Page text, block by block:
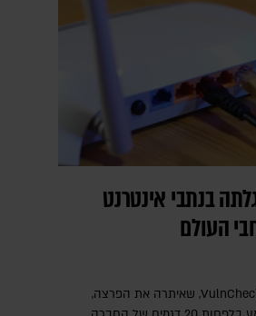
בנתבי אינטרנט
העולם
לפי חברת אבטחת הסייבר VulnCheck‎, שאיתרה את הפרצה,